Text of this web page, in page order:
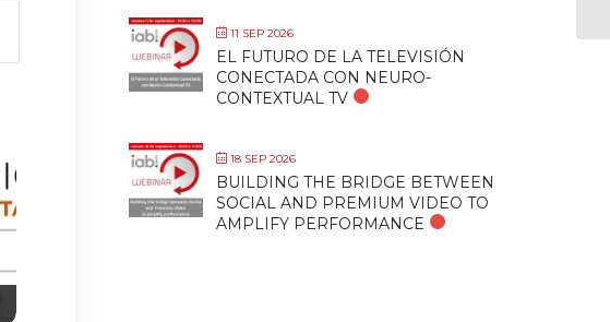
11 SEP 2026
EL FUTURO DE LA TELEVISIÓN
CONECTADA CON NEURO-
CONTEXTUAL TV
18 SEP 2026
BUILDING THE BRIDGE BETWEEN
SOCIAL AND PREMIUM VIDEO TO
AMPLIFY PERFORMANCE